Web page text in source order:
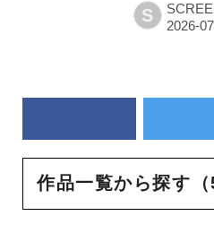
S
作品一覧から探す（